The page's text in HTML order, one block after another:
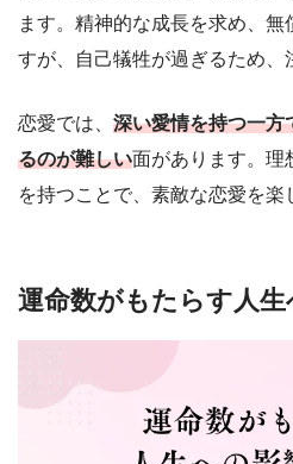
ます。精神的な成長を求め、無
すが、自己犠牲が過ぎるため、
恋愛では、 深い愛情を持つ一方
るのが難しい面があります。理
を持つことで、素敵な恋愛を楽
運命数がもたらす人生